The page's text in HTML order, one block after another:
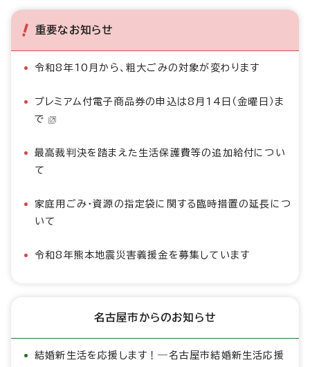
重要なお知らせ
令和8年10月から、粗大ごみの対象が変わります
プレミアム付電子商品券の申込は8月14日（金曜日）ま
で
最高裁判決を踏まえた生活保護費等の追加給付につい
て
家庭用ごみ・資源の指定袋に関する臨時措置の延長につ
いて
令和8年熊本地震災害義援金を募集しています
名古屋市からのお知らせ
結婚新生活を応援します！―名古屋市結婚新生活応援